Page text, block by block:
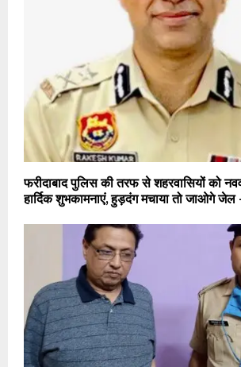
फरीदाबाद पुलिस की तरफ से शहरवासियों को
हार्दिक शुभकामनाएं, हुड़दंग मचाया तो जाओगे जेल